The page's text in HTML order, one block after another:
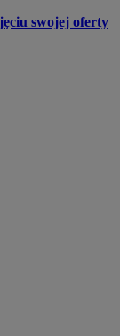
swojej oferty